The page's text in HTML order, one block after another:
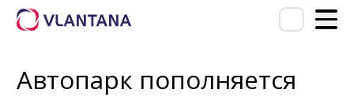
Автопарк пополняется